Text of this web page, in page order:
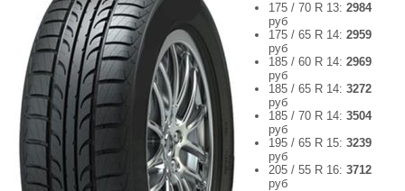
175 / 70 R 13: 2984
руб
175 / 65 R 14: 2959
руб
185 / 60 R 14: 2969
руб
185 / 65 R 14: 3272
руб
185 / 70 R 14: 3504
руб
195 / 65 R 15: 3239
руб
205 / 55 R 16: 3712
руб